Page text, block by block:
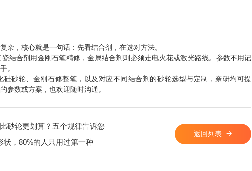
杂，核心就是一句话：先看结合剂，在选对方法。
结合剂用金刚石笔精修，金属结合剂则必须走电火花或激光路线。参数不用记
。
硅砂轮、金刚石修整笔，以及对应不同结合剂的砂轮选型与定制，奈研均可提
参数或方案，也欢迎随时沟通。
砂轮更划算？五个规律告诉您
状，80%的人只用过第一种
返回列表